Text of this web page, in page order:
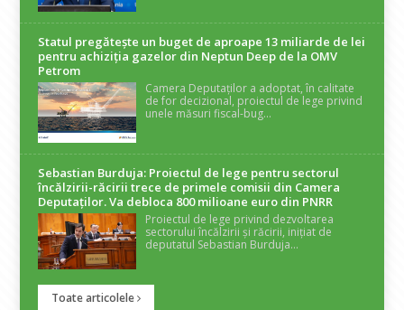
Statul pregătește un buget de aproape 13 miliarde de lei
pentru achiziția gazelor din Neptun Deep de la OMV
Petrom
Camera Deputaților a adoptat, în calitate
de for decizional, proiectul de lege privind
unele măsuri fiscal-bug...
Sebastian Burduja: Proiectul de lege pentru sectorul
încălzirii-răcirii trece de primele comisii din Camera
Deputaților. Va debloca 800 milioane euro din PNRR
Proiectul de lege privind dezvoltarea
sectorului încălzirii și răcirii, inițiat de
deputatul Sebastian Burduja...
Toate articolele